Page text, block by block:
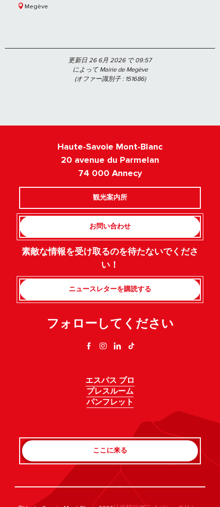
Megève
更新日 26 6月 2026 で 09:57
によって Mairie de Megève
(オファー識別子 : 151686)
Haute-Savoie Mont-Blanc
20 avenue du Parmelan
74 000 Annecy
観光案内所
お問い合わせ
素敵な情報を受け取るのを待たないでくださ
い！
ニュースレターを購読する
フォローしてください
エスパス プロ
プレスルーム
パンフレット
ここに来る